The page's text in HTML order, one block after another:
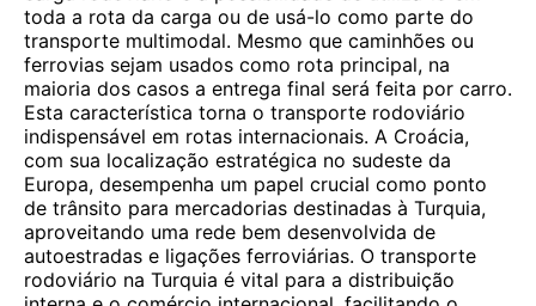
toda a rota da carga ou de usá-lo como parte do
transporte multimodal. Mesmo que caminhões ou
ferrovias sejam usados ​​como rota principal, na
maioria dos casos a entrega final será feita por carro.
Esta característica torna o transporte rodoviário
indispensável em rotas internacionais. A Croácia,
com sua localização estratégica no sudeste da
Europa, desempenha um papel crucial como ponto
de trânsito para mercadorias destinadas à Turquia,
aproveitando uma rede bem desenvolvida de
autoestradas e ligações ferroviárias. O transporte
rodoviário na Turquia é vital para a distribuição